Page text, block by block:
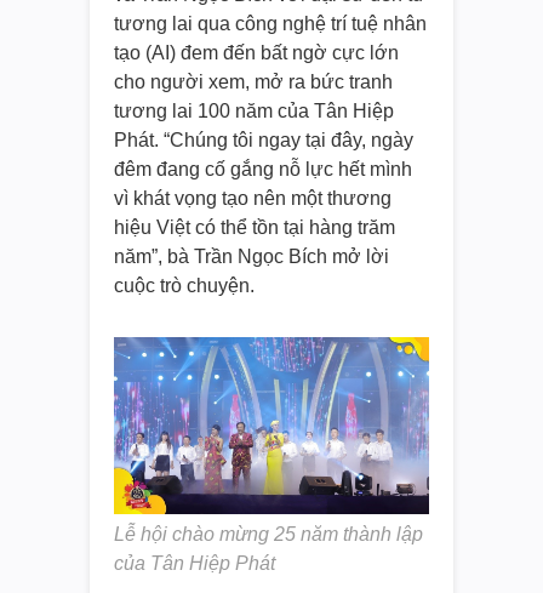
tương lai qua công nghệ trí tuệ nhân
tạo (AI) đem đến bất ngờ cực lớn
cho người xem, mở ra bức tranh
tương lai 100 năm của Tân Hiệp
Phát. “Chúng tôi ngay tại đây, ngày
đêm đang cố gắng nỗ lực hết mình
vì khát vọng tạo nên một thương
hiệu Việt có thể tồn tại hàng trăm
năm”, bà Trần Ngọc Bích mở lời
cuộc trò chuyện.
Lễ hội chào mừng 25 năm thành lập
của Tân Hiệp Phát